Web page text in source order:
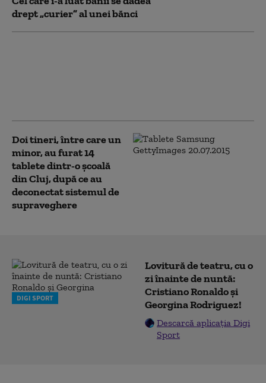
drept „curier” al unei bănci
Doi tineri, între care un
minor, au furat 14
tablete dintr-o şcoală
din Cluj, după ce au
deconectat sistemul de
supraveghere
DIGI SPORT
Lovitură de teatru, cu o
zi înainte de nuntă:
Cristiano Ronaldo și
Georgina Rodriguez!
Descarcă aplicația Digi
Sport